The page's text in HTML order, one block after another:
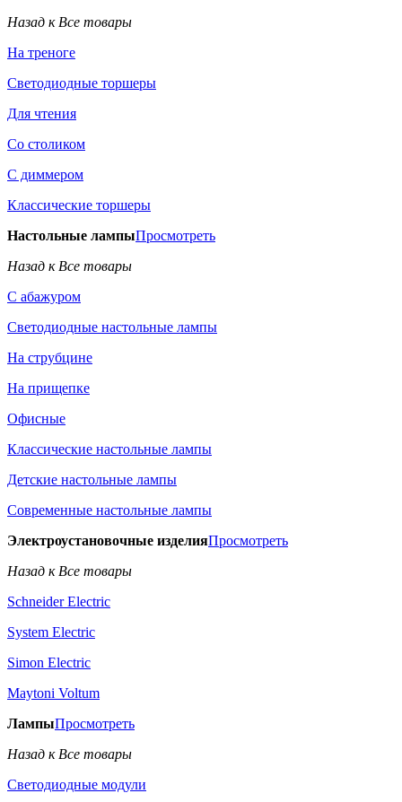
Назад к Все товары
На треноге
Светодиодные торшеры
Для чтения
Со столиком
С диммером
Классические торшеры
Настольные лампыПросмотреть
Назад к Все товары
С абажуром
Светодиодные настольные лампы
На струбцине
На прищепке
Офисные
Классические настольные лампы
Детские настольные лампы
Современные настольные лампы
Электроустановочные изделияПросмотреть
Назад к Все товары
Schneider Electric
System Electric
Simon Electric
Maytoni Voltum
ЛампыПросмотреть
Назад к Все товары
Светодиодные модули